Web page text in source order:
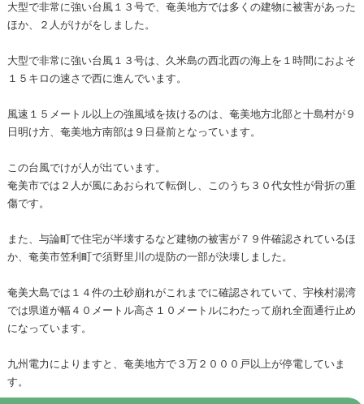
大型で非常に強い台風１３号で、奄美地方では多くの建物に被害があった
ほか、２人がけがをしました。
大型で非常に強い台風１３号は、久米島の西北西の海上を１時間におよそ
１５キロの速さで西に進んでいます。
風速１５メートル以上の強風域を抜けるのは、奄美地方北部と十島村が９
日明け方、奄美地方南部は９日昼前となっています。
この台風でけが人が出ています。
奄美市では２人が風にあおられて転倒し、このうち３０代女性が骨折の重
傷です。
また、与論町で住宅が半壊するなど建物の被害が７９件確認されているほ
か、奄美市笠利町で須野里川の堤防の一部が決壊しました。
奄美大島では１４件の土砂崩れがこれまでに確認されていて、宇検村湯湾
では県道が幅４０メートル高さ１０メートルにわたって崩れ全面通行止め
になっています。
九州電力によりますと、奄美地方で３万２０００戸以上が停電していま
す。